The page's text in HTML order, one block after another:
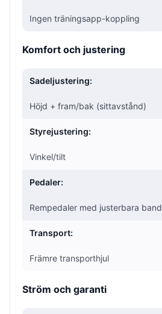
Ingen träningsapp-koppling
Komfort och justering
Sadeljustering:
Höjd + fram/bak (sittavstånd)
Styrejustering:
Vinkel/tilt
Pedaler:
Rempedaler med justerbara band
Transport:
Främre transporthjul
Ström och garanti